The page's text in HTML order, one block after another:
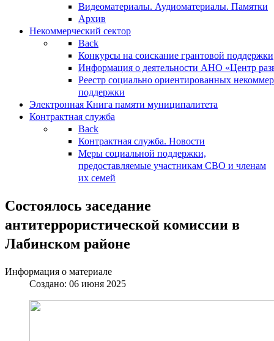
Видеоматериалы. Аудиоматериалы. Памятки
Архив
Некоммерческий сектор
Back
Конкурсы на соискание грантовой поддержки
Информация о деятельности АНО «Центр
Реестр социально ориентированных
поддержки
Электронная Книга памяти муниципалитета
Контрактная служба
Back
Контрактная служба. Новости
Меры социальной поддержки,
предоставляемые участникам СВО и членам
их семей
Состоялось заседание
антитеррористической комиссии в
Лабинском районе
Информация о материале
Создано: 06 июня 2025